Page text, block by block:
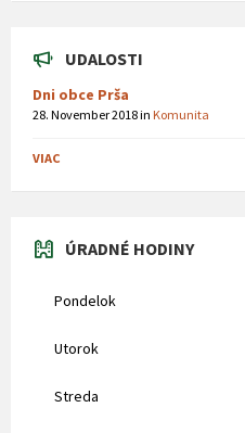
UDALOSTI
Dni obce Prša
28. November 2018in Komunita
VIAC
ÚRADNÉ HODINY
Pondelok
Utorok
Streda